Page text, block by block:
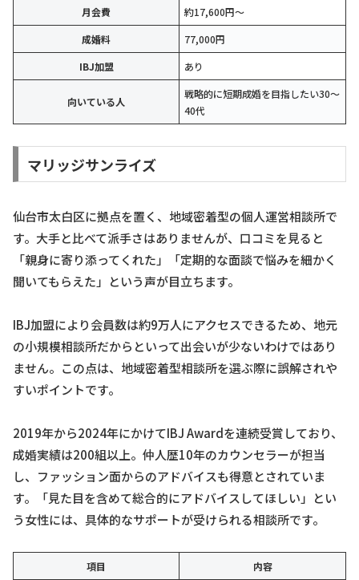
月会費
約17,600円〜
成婚料
77,000円
IBJ加盟
あり
向いている人
戦略的に短期成婚を目指したい30〜
40代
マリッジサンライズ
仙台市太白区に拠点を置く、地域密着型の個人運営相談所で
す。大手と比べて派手さはありませんが、口コミを見ると
「親身に寄り添ってくれた」「定期的な面談で悩みを細かく
聞いてもらえた」という声が目立ちます。
IBJ加盟により会員数は約9万人にアクセスできるため、地元
の小規模相談所だからといって出会いが少ないわけではあり
ません。この点は、地域密着型相談所を選ぶ際に誤解されや
すいポイントです。
2019年から2024年にかけてIBJ Awardを連続受賞しており、
成婚実績は200組以上。仲人歴10年のカウンセラーが担当
し、ファッション面からのアドバイスも得意とされていま
す。「見た目を含めて総合的にアドバイスしてほしい」とい
う女性には、具体的なサポートが受けられる相談所です。
項目 内容